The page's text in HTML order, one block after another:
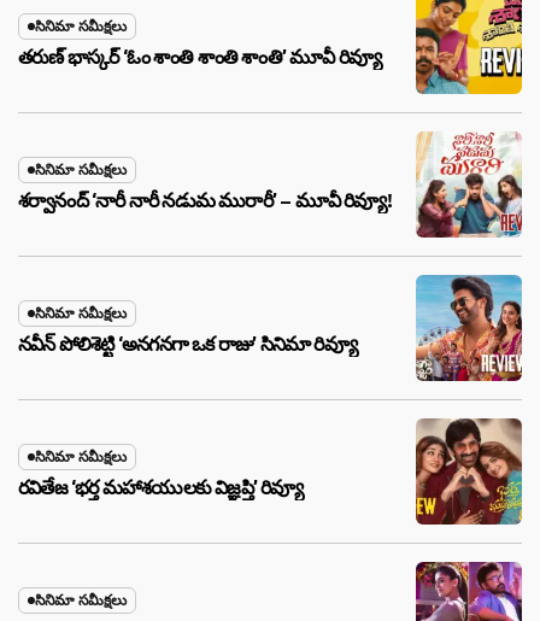
సినిమా సమీక్షలు
తరుణ్ భాస్కర్ ‘ఓం శాంతి శాంతి శాంతి’ మూవీ రివ్యూ
సినిమా సమీక్షలు
శర్వానంద్ ‘నారీ నారీ నడుమ మురారీ’ – మూవీ రివ్యూ!
సినిమా సమీక్షలు
నవీన్ పోలిశెట్టి ‘అనగనగా ఒక రాజు’ సినిమా రివ్యూ
సినిమా సమీక్షలు
రవితేజ ‘భర్త మహాశయులకు విజ్ఞప్తి’ రివ్యూ
సినిమా సమీక్షలు